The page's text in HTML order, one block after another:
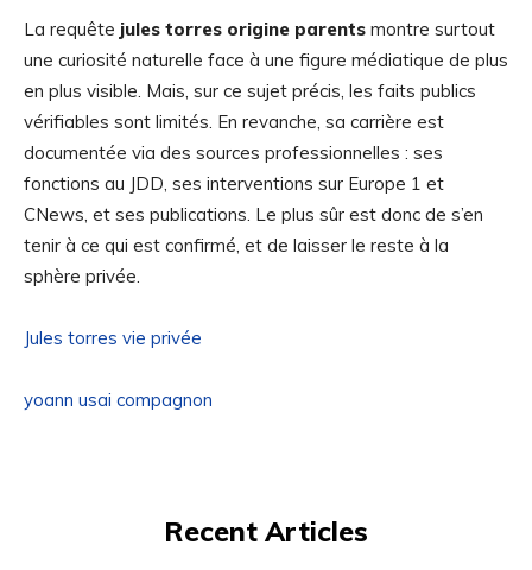
La requête jules torres origine parents montre surtout
une curiosité naturelle face à une figure médiatique de plus
en plus visible. Mais, sur ce sujet précis, les faits publics
vérifiables sont limités. En revanche, sa carrière est
documentée via des sources professionnelles : ses
fonctions au JDD, ses interventions sur Europe 1 et
CNews, et ses publications. Le plus sûr est donc de s’en
tenir à ce qui est confirmé, et de laisser le reste à la
sphère privée.
Jules torres vie privée
yoann usai compagnon
Recent Articles